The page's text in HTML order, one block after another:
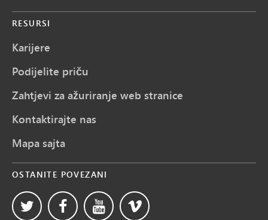
RESURSI
Karijere
Podijelite priču
Zahtjevi za ažuriranje web stranice
Kontaktirajte nas
Mapa sajta
OSTANITE POVEZANI